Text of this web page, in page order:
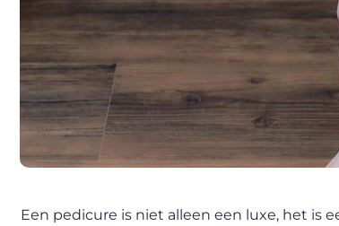
Een pedicure is niet alleen een luxe, het is